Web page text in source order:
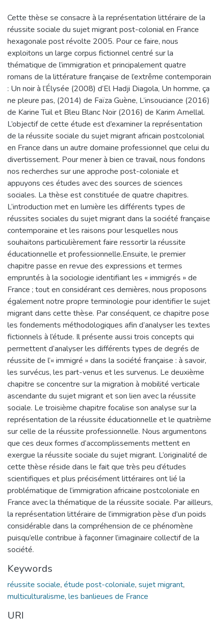
Cette thèse se consacre à la représentation littéraire de la
réussite sociale du sujet migrant post-colonial en France
hexagonale post révolte 2005. Pour ce faire, nous
exploitons un large corpus fictionnel centré sur la
thématique de l’immigration et principalement quatre
romans de la littérature française de l’extrême contemporain
: Un noir à l’Élysée (2008) d’El Hadji Diagola, Un homme, ça
ne pleure pas, (2014) de Faïza Guène, L’insouciance (2016)
de Karine Tuil et Bleu Blanc Noir (2016) de Karim Amellal.
L’objectif de cette étude est d’examiner la représentation
de la réussite sociale du sujet migrant africain postcolonial
en France dans un autre domaine professionnel que celui du
divertissement. Pour mener à bien ce travail, nous fondons
nos recherches sur une approche post-coloniale et
appuyons ces études avec des sources de sciences
sociales. La thèse est constituée de quatre chapitres.
L’introduction met en lumière les différents types de
réussites sociales du sujet migrant dans la société française
contemporaine et les raisons pour lesquelles nous
souhaitons particulièrement faire ressortir la réussite
éducationnelle et professionnelle.Ensuite, le premier
chapitre passe en revue des expressions et termes
empruntés à la sociologie identifiant les « immigrés » de
France ; tout en considérant ces dernières, nous proposons
également notre propre terminologie pour identifier le sujet
migrant dans cette thèse. Par conséquent, ce chapitre pose
les fondements méthodologiques afin d’analyser les textes
fictionnels à l’étude. Il présente aussi trois concepts qui
permettent d’analyser les différents types de degrés de
réussite de l’« immigré » dans la société française : à savoir,
les survécus, les part-venus et les survenus. Le deuxième
chapitre se concentre sur la migration à mobilité verticale
ascendante du sujet migrant et son lien avec la réussite
sociale. Le troisième chapitre focalise son analyse sur la
représentation de la réussite éducationnelle et le quatrième
sur celle de la réussite professionnelle. Nous argumentons
que ces deux formes d’accomplissements mettent en
exergue la réussite sociale du sujet migrant. L’originalité de
cette thèse réside dans le fait que très peu d’études
scientifiques et plus précisément littéraires ont lié la
problématique de l’immigration africaine postcoloniale en
France avec la thématique de la réussite sociale. Par ailleurs,
la représentation littéraire de l’immigration pèse d’un poids
considérable dans la compréhension de ce phénomène
puisqu’elle contribue à façonner l’imaginaire collectif de la
société.
Keywords
réussite sociale, étude post-coloniale, sujet migrant,
multiculturalisme, les banlieues de France
URI